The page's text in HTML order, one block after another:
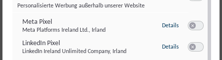
Best Practices für politische Kommunikation in
sozialen Netzwerken
Lernimpulse für den eigenen Social-Media-Auftritt
Offene Diskussion
Personalisierte Werbung außerhalb unserer Website
Meta Pixel
Meta Platforms Ireland Ltd., Irland
Details zu Meta Pixel
LinkedIn Pixel
LinkedIn Ireland Unlimited Company, Irland
Details zu LinkedIn Pixel